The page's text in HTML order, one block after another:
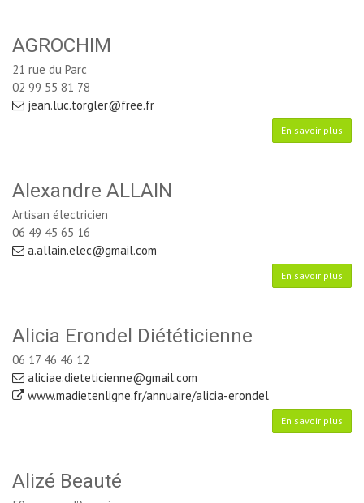
AGROCHIM
21 rue du Parc
02 99 55 81 78
jean.luc.torgler@free.fr
En savoir plus
Alexandre ALLAIN
Artisan électricien
06 49 45 65 16
a.allain.elec@gmail.com
En savoir plus
Alicia Erondel Diététicienne
06 17 46 46 12
aliciae.dieteticienne@gmail.com
www.madietenligne.fr/annuaire/alicia-erondel
En savoir plus
Alizé Beauté